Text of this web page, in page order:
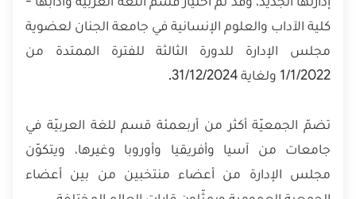
كلية الآداب والعلوم الإنسانية في جامعة الجنان لعضوية
مجلس الإدارة للدورة الثالثة للفترة الممتدة من
1/1/2022 ولغاية 31/12/2024.
تضمّ الجمعيّة أكثر من أربعمئة قسم للغة العربيّة في
جامعات من آسيا وأفريقيا وأوروبا وغيرها، ويتكوّن
مجلس الإدارة من أعضاء منتخبين من بين أعضاء